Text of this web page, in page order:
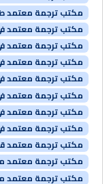
مكتب ترجمة معتمد
مكتب ترجمة معتمد
مكتب ترجمة معتمد
مكتب ترجمة معتمد
مكتب ترجمة معتمد
مكتب ترجمة
مكتب ترجمة معتمد
مكتب ترجمة معتمد
مكتب ترجمة معتمد
مكتب ترجمة معتمد
مكتب ترجمة معتمد